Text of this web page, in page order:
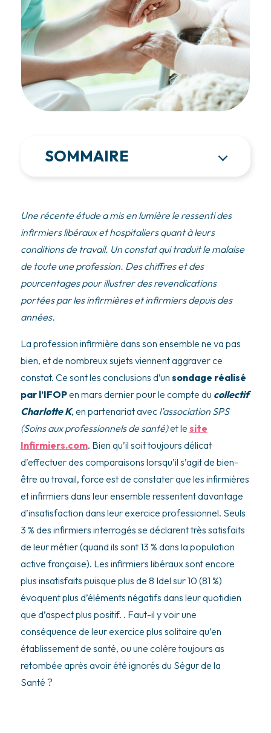
SOMMAIRE
Une récente étude a mis en lumière le ressenti des
infirmiers libéraux et hospitaliers quant à leurs
conditions de travail. Un constat qui traduit le malaise
de toute une profession. Des chiffres et des
pourcentages pour illustrer des revendications
portées par les infirmières et infirmiers depuis des
années.
La profession infirmière dans son ensemble ne va pas
bien, et de nombreux sujets viennent aggraver ce
constat. Ce sont les conclusions d’un sondage réalisé
par l’IFOPen mars dernier pour le compte du collectif
Charlotte K, en partenariat avec l’association SPS
(Soins aux professionnels de santé)et le site
Infirmiers.com. Bien qu’il soit toujours délicat
d’effectuer des comparaisons lorsqu’il s’agit de bien-
être au travail, force est de constater que les infirmières
et infirmiers dans leur ensemble ressentent davantage
d’insatisfaction dans leur exercice professionnel. Seuls
3 % des infirmiers interrogés se déclarent très satisfaits
de leur métier (quand ils sont 13 % dans la population
active française). Les infirmiers libéraux sont encore
plus insatisfaits puisque plus de 8 Idel sur 10 (81 %)
évoquent plus d’éléments négatifs dans leur quotidien
que d’aspect plus positif. . Faut-il y voir une
conséquence de leur exercice plus solitaire qu’en
établissement de santé, ou une colère toujours as
retombée après avoir été ignorés du Ségur de la
Santé ?